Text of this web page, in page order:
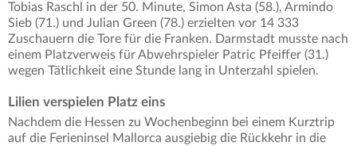
Tobias Raschl in der 50. Minute, Simon Asta (58.), Armindo
Sieb (71.) und Julian Green (78.) erzielten vor 14 333
Zuschauern die Tore für die Franken. Darmstadt musste nach
einem Platzverweis für Abwehrspieler Patric Pfeiffer (31.)
wegen Tätlichkeit eine Stunde lang in Unterzahl spielen.
Lilien verspielen Platz eins
Nachdem die Hessen zu Wochenbeginn bei einem Kurztrip
auf die Ferieninsel Mallorca ausgiebig die Rückkehr in die